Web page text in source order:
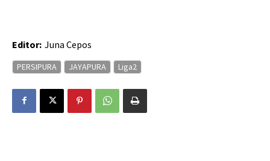
Editor: Juna Cepos
PERSIPURA JAYAPURA Liga2